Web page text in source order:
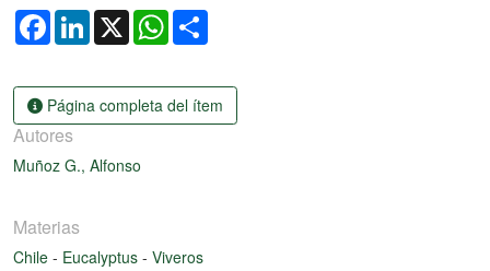
FacebookLinkedIn
X WhatsApp
Página completa del ítem
Autores
Muñoz G., Alfonso
Materias
Chile - Eucalyptus - Viveros